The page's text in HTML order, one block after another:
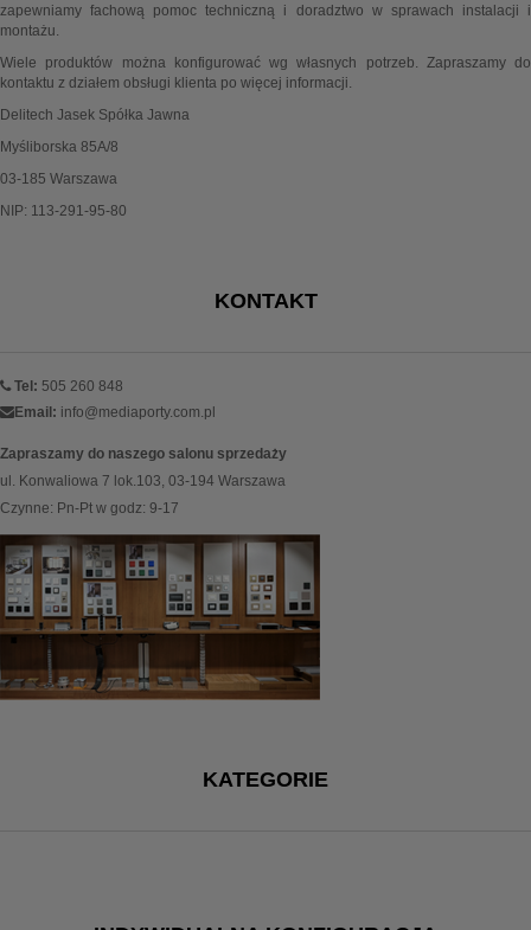
zapewniamy fachową pomoc techniczną i doradztwo w sprawach instalacji i
montażu.
Wiele produktów można konfigurować wg własnych potrzeb. Zapraszamy do
kontaktu z działem obsługi klienta po więcej informacji.
Delitech Jasek Spółka Jawna
Myśliborska 85A/8
03-185 Warszawa
NIP: 113-291-95-80
KONTAKT
Tel: 505 260 848
Email: info@mediaporty.com.pl
Zapraszamy do naszego salonu sprzedaży
ul. Konwaliowa 7 lok.103, 03-194 Warszawa
Czynne: Pn-Pt w godz: 9-17
KATEGORIE